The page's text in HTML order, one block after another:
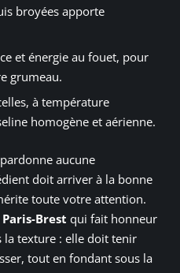
broyées apporte
et énergie au fouet, pour
grumeau.
à température
homogène et aérienne.
aucune
doit arriver à la bonne
toute votre attention.
Brest qui fait honneur
texture : elle doit tenir
tout en fondant sous la